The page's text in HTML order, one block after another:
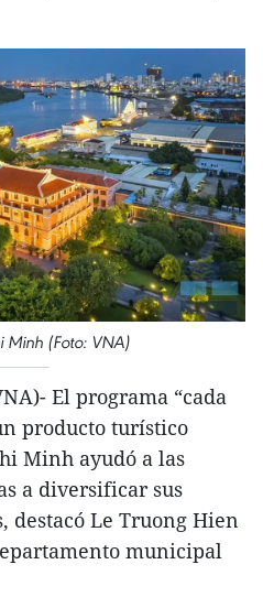
Minh (Foto: VNA)
El programa “cada
producto turístico
Minh ayudó a las
a diversificar sus
destacó Le Truong Hien
municipal